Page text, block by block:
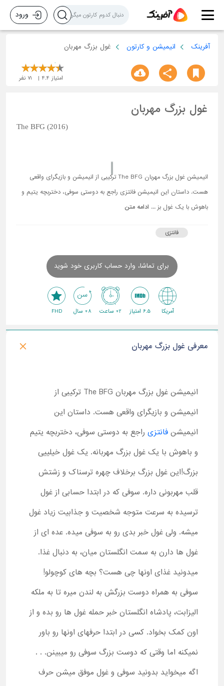
ورود
آفرینک انیمیشن و کارتون غول بزرگ مهربان
امتیاز 4.4
71 نفر
غول بزرگ مهربان
The BFG (2016)
انیمیشن غول بزرگ مهربان The BFG ترکیبی از انیمیشن و بازیگرای واقعی
هست. داستان این انیمیشن فانتزی راجع به دوستی سوفی، دختربچه یتیم و
باهوش با یک غول بز ... ادامه متن
فانتزی
برای تماشا، وارد حساب کاربری خود شوید
آمریکا 6.5 امتیاز 2+ ساعت 8+ سال FHD
معرفی غول بزرگ مهربان
انیمیشن غول بزرگ مهربان The BFG ترکیبی از
انیمیشن و بازیگرای واقعی هست. داستان این
انیمیشن فانتزی راجع به دوستی سوفی، دختربچه یتیم
و باهوش با یک غول بزرگ مهربانه. یک غول خیلییی
بزرگ!این غول بزرگ برخلاف چهره ترسناک و زشتش
قلب مهربونی داره. سوفی که در ابتدا حسابی از غول
ترسیده به سرعت متوجه شخصیت و جذابیت زیاد غول
میشه. ولی غول خبر بدی رو به سوفی میده. عده ای از
غول ها دارن به سمت انگلستان میان، به دنبال غذا.
میدونید غذای اونها چی هست؟ بچه های کوچولو!
سوفی به همراه دوست بزرگش به لندن میره تا به ملکه
الیزابت، پادشاه انگلستان خبر حمله غول ها رو بده و از
اون کمک بخواد. کسی در ابتدا حرفهای اونها رو باور
نمیکنه اما وقتی که دوست بزرگ سوفی رو میبینن. . .
اگه میخواید بدونید سوفی و غول موفق میشن حرف